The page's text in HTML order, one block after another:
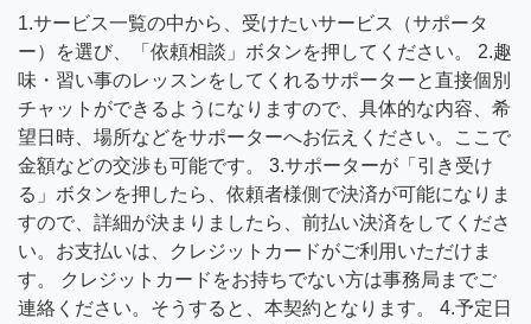
1.サービス一覧の中から、受けたいサービス（サポータ
ー）を選び、「依頼相談」ボタンを押してください。 2.趣
味・習い事のレッスンをしてくれるサポーターと直接個別
チャットができるようになりますので、具体的な内容、希
望日時、場所などをサポーターへお伝えください。ここで
金額などの交渉も可能です。 3.サポーターが「引き受け
る」ボタンを押したら、依頼者様側で決済が可能になりま
すので、詳細が決まりましたら、前払い決済をしてくださ
い。お支払いは、クレジットカードがご利用いただけま
す。 クレジットカードをお持ちでない方は事務局までご
連絡ください。そうすると、本契約となります。 4.予定日